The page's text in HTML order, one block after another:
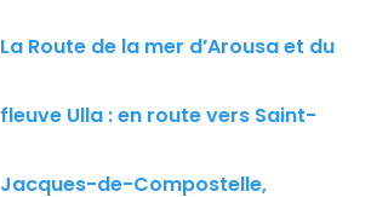
La Route de la mer d’Arousa et du
fleuve Ulla : en route vers Saint-
Jacques-de-Compostelle,